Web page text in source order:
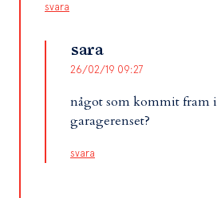
svara
sara
26/02/19 09:27
något som kommit fram i
garagerenset?
svara